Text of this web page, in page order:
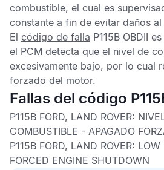
combustible, el cual es
constante a fin de evitar daños
El código de falla P115B OBDII
el PCM detecta que el nivel de
excesivamente bajo, por lo cual
forzado del motor.
Fallas del código
P115B FORD, LAND ROVER:
COMBUSTIBLE - APAGADO
P115B FORD, LAND ROVER:
FORCED ENGINE SHUTDOWN